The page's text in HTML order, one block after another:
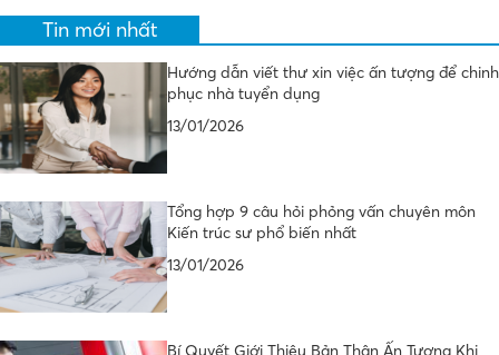
Tin mới nhất
Hướng dẫn viết thư xin việc ấn tượng để chinh
phục nhà tuyển dụng
13/01/2026
Tổng hợp 9 câu hỏi phỏng vấn chuyên môn
Kiến trúc sư phổ biến nhất
13/01/2026
Bí Quyết Giới Thiệu Bản Thân Ấn Tượng Khi